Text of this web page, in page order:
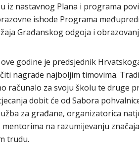
iz nastavnog Plana i programa
ishode Programa
Građanskog odgoja i
godine je predsjednik
nagrade najboljim timovima.
računalo za svoju školu te druge
dobit će od Sabora
za građane, organizatorica
na razumijevanju
trudu.